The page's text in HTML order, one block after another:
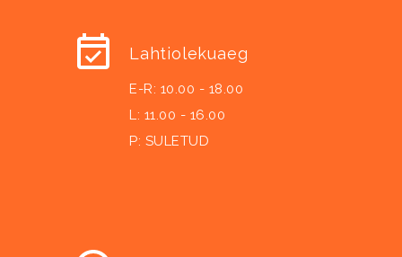
Lahtiolekuaeg
E-R: 10.00 - 18.00
L: 11.00 - 16.00
P: SULETUD